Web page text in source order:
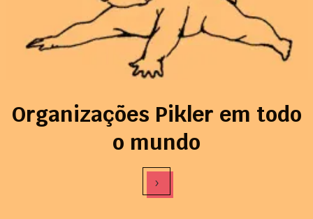
Organizações Pikler em todo
o mundo
›